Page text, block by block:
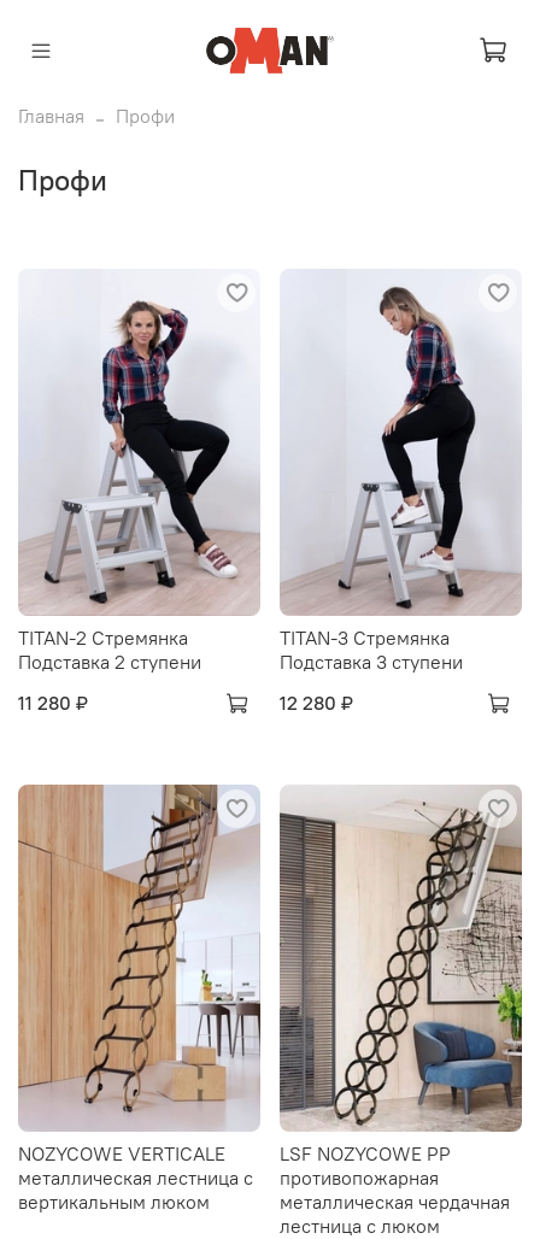
Главная Профи
Профи
TITAN-2 Стремянка
Подставка 2 ступени
11 280 ₽
TITAN-3 Стремянка
Подставка 3 ступени
12 280 ₽
NOZYCOWE VERTICALE
металлическая лестница с
вертикальным люком
LSF NOZYCOWE PP
противопожарная
металлическая чердачная
лестница с люком